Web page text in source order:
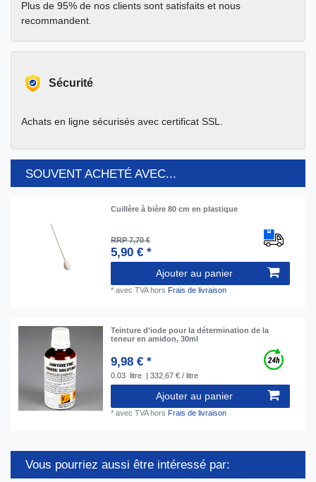
Plus de 95% de nos clients sont satisfaits et nous
recommandent.
Sécurité
Achats en ligne sécurisés avec certificat SSL.
SOUVENT ACHETÉ AVEC...
Cuillère à bière 80 cm en plastique
RRP 7,70 €
5,90 € *
Ajouter au panier
*avec TVAhors Frais de livraison
Teinture d'iode pour la détermination de la
teneur en amidon, 30ml
9,98 € *
0.03 litre | 332,67 € / litre
Ajouter au panier
*avec TVAhors Frais de livraison
Vous pourriez aussi être intéressé par: